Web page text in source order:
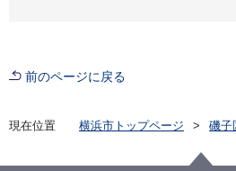
前のページに戻る
現在位置 横浜市トップページ
磯子